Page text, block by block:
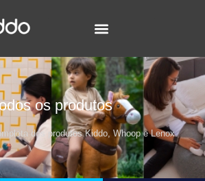
os produtos
dos produtos Kiddo, Whoop e Lenox.